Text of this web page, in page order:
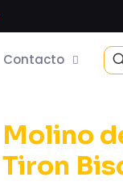
Contacto
Molino
Tiron